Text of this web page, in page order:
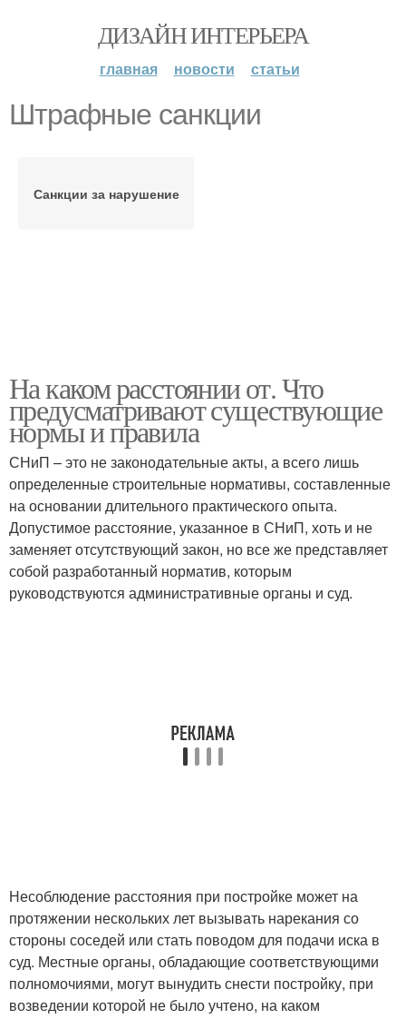
ДИЗАЙН ИНТЕРЬЕРА
главная новости статьи
Штрафные санкции
Санкции за нарушение
На каком расстоянии от. Что
предусматривают существующие
нормы и правила
СНиП – это не законодательные акты, а всего лишь
определенные строительные нормативы, составленные
на основании длительного практического опыта.
Допустимое расстояние, указанное в СНиП, хоть и не
заменяет отсутствующий закон, но все же представляет
собой разработанный норматив, которым
руководствуются административные органы и суд.
Несоблюдение расстояния при постройке может на
протяжении нескольких лет вызывать нарекания со
стороны соседей или стать поводом для подачи иска в
суд. Местные органы, обладающие соответствующими
полномочиями, могут вынудить снести постройку, при
возведении которой не было учтено, на каком